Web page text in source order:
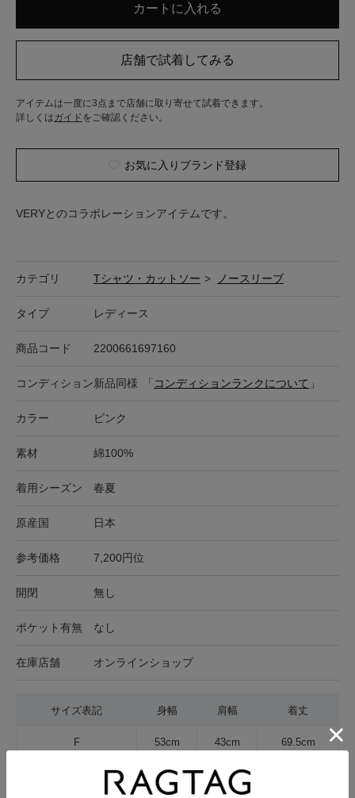
アイテムは一度に3点まで店舗に取り寄せて試着できます。
詳しくはガイド をご確認ください。
お気に入りブランド登録
VERYとのコラボレーションアイテムです。
カテゴリ Tシャツ・カットソー > ノースリーブ
タイプ レディース
商品コード 2200661697160
コンディション新品同様 「 コンディションランクについて 」
カラー ピンク
素材 綿100%
着用シーズン 春夏
原産国 日本
参考価格 7,200円位
開閉 無し
ポケット有無 なし
在庫店舗 オンラインショップ
サイズ表記 身幅 肩幅 着丈
F 53cm 43cm 69.5cm
サイズの測り方について